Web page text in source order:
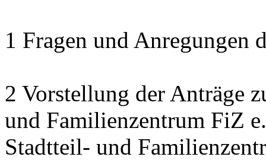
1 Fragen und Anregungen
2 Vorstellung der Anträge
und Familienzentrum FiZ
Stadtteil- und